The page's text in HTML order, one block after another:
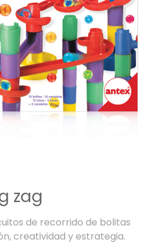
Next
zag
de recorrido de bolitas
creatividad y estrategia.